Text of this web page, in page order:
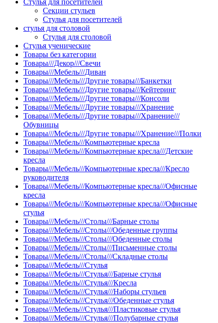
Стулья для посетителей
Секции стульев
Стулья для посетителей
стулья для столовой
Стулья для столовой
Стулья ученические
Товары без категории
Товары///Декор///Свечи
Товары///Мебель///Диван
Товары///Мебель///Другие товары///Банкетки
Товары///Мебель///Другие товары///Кейтеринг
Товары///Мебель///Другие товары///Консоли
Товары///Мебель///Другие товары///Хранение
Товары///Мебель///Другие товары///Хранение///
Обувницы
Товары///Мебель///Другие товары///Хранение///Полки
Товары///Мебель///Компьютерные кресла
Товары///Мебель///Компьютерные кресла///Детские
кресла
Товары///Мебель///Компьютерные кресла///Кресло
руководителя
Товары///Мебель///Компьютерные кресла///Офисные
кресла
Товары///Мебель///Компьютерные кресла///Офисные
стулья
Товары///Мебель///Столы///Барные столы
Товары///Мебель///Столы///Обеденные группы
Товары///Мебель///Столы///Обеденные столы
Товары///Мебель///Столы///Письменные столы
Товары///Мебель///Столы///Складные столы
Товары///Мебель///Стулья
Товары///Мебель///Стулья///Барные стулья
Товары///Мебель///Стулья///Кресла
Товары///Мебель///Стулья///Наборы стульев
Товары///Мебель///Стулья///Обеденные стулья
Товары///Мебель///Стулья///Пластиковые стулья
Товары///Мебель///Стулья///Полубарные стулья